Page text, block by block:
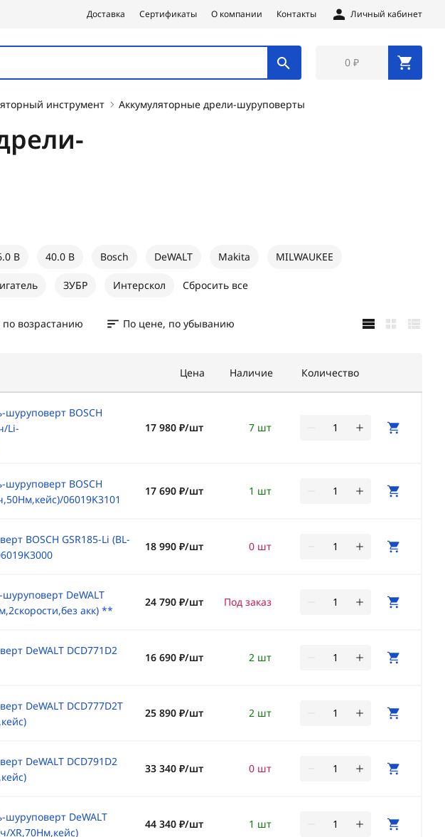
Доставка Сертификаты О компании Контакты Личный кабинет
0 ₽
инструмент Аккумуляторные дрели-шуруповерты
В 40.0 В Bosch DeWALT Makita MILWAUKEE
ЗУБР Интерскол Сбросить все
возрастанию По цене, по убыванию
Цена Наличие Количество
шуруповерт BOSCH
Li-
7 шт
17 980 ₽/шт
шуруповерт BOSCH
06019K3101
1 шт
17 690 ₽/шт
BOSCH GSR185-Li (BL-
0 шт
18 990 ₽/шт
DeWALT
акк) **
Под заказ
24 790 ₽/шт
DeWALT DCD771D2
2 шт
16 690 ₽/шт
DeWALT DCD777D2T
2 шт
25 890 ₽/шт
DeWALT DCD791D2
0 шт
33 340 ₽/шт
шуруповерт DeWALT
XR,70Нм,кейс)
1 шт
44 340 ₽/шт